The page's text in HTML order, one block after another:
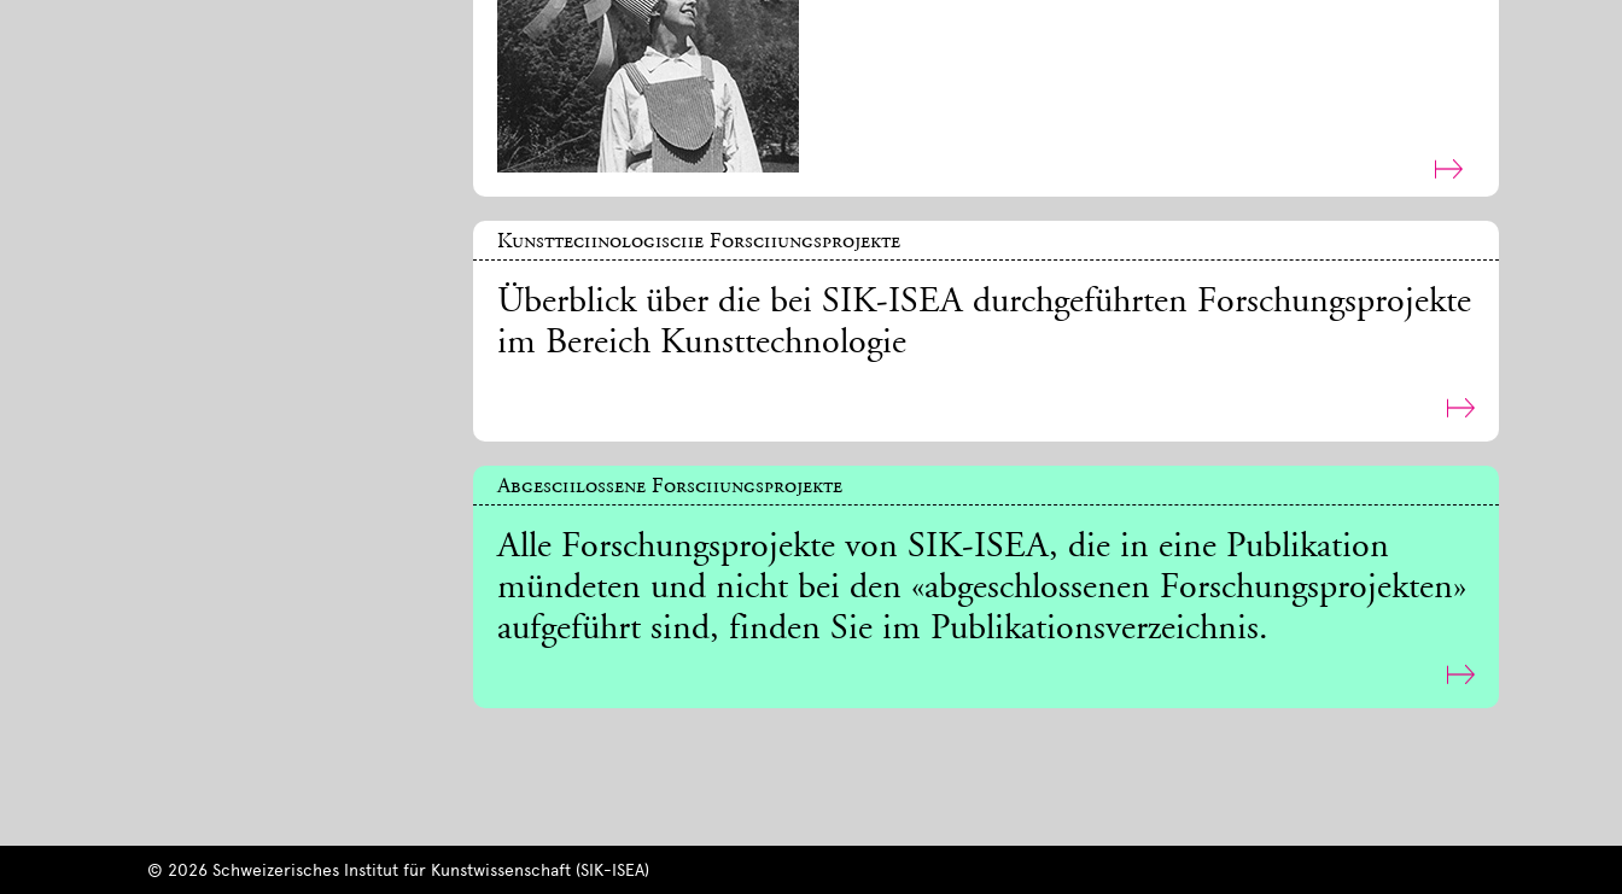
Kunsttechnologische Forschungsprojekte
Überblick über die bei SIK-ISEA durchgeführten Forschungsprojekte
im Bereich Kunsttechnologie
Abgeschlossene Forschungsprojekte
Alle Forschungsprojekte von SIK-ISEA, die in eine Publikation
mündeten und nicht bei den «abgeschlossenen Forschungsprojekten»
aufgeführt sind, finden Sie im Publikationsverzeichnis.
© 2026 Schweizerisches Institut für Kunstwissenschaft (SIK-ISEA)